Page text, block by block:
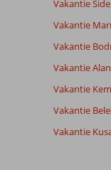
Vakantie Side
Vakantie
Vakantie
Vakantie
Vakantie
Vakantie
Vakantie